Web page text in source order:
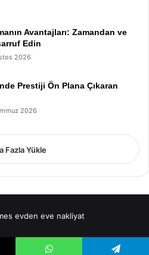
Avantajları: Zamandan ve
Edin
2026
Prestiji Ön Plana Çıkaran
2026
Fazla Yükle
evden eve nakliyat